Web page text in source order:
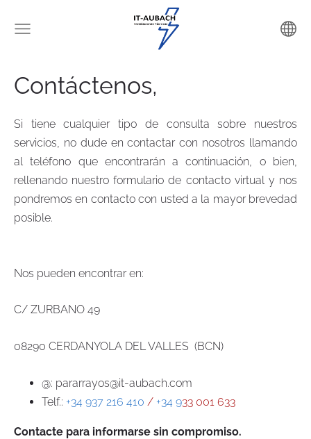
Contáctenos,
Si tiene cualquier tipo de consulta sobre nuestros
servicios, no dude en contactar con nosotros llamando
al teléfono que encontrarán a continuación, o bien,
rellenando nuestro formulario de contacto virtual y nos
pondremos en contacto con usted a la mayor brevedad
posible.
Nos pueden encontrar en:
C/ ZURBANO 49
08290 CERDANYOLA DEL VALLES (BCN)
@: pararrayos@it-aubach.com
Telf.: +34 937 216 410 / +34 933 001 633
Contacte para informarse sin compromiso.